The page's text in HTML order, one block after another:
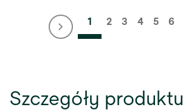
1 2 3 4 5 6
Szczegóły produktu